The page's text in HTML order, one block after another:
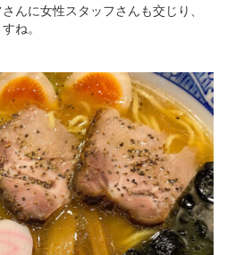
んに女性スタッフさんも交じり、
ね。